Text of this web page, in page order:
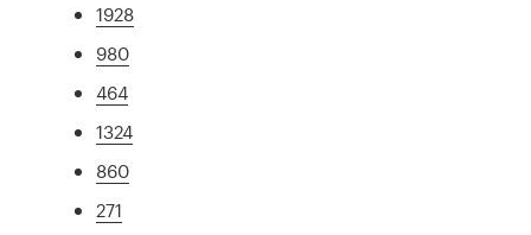
1928
980
464
1324
860
271